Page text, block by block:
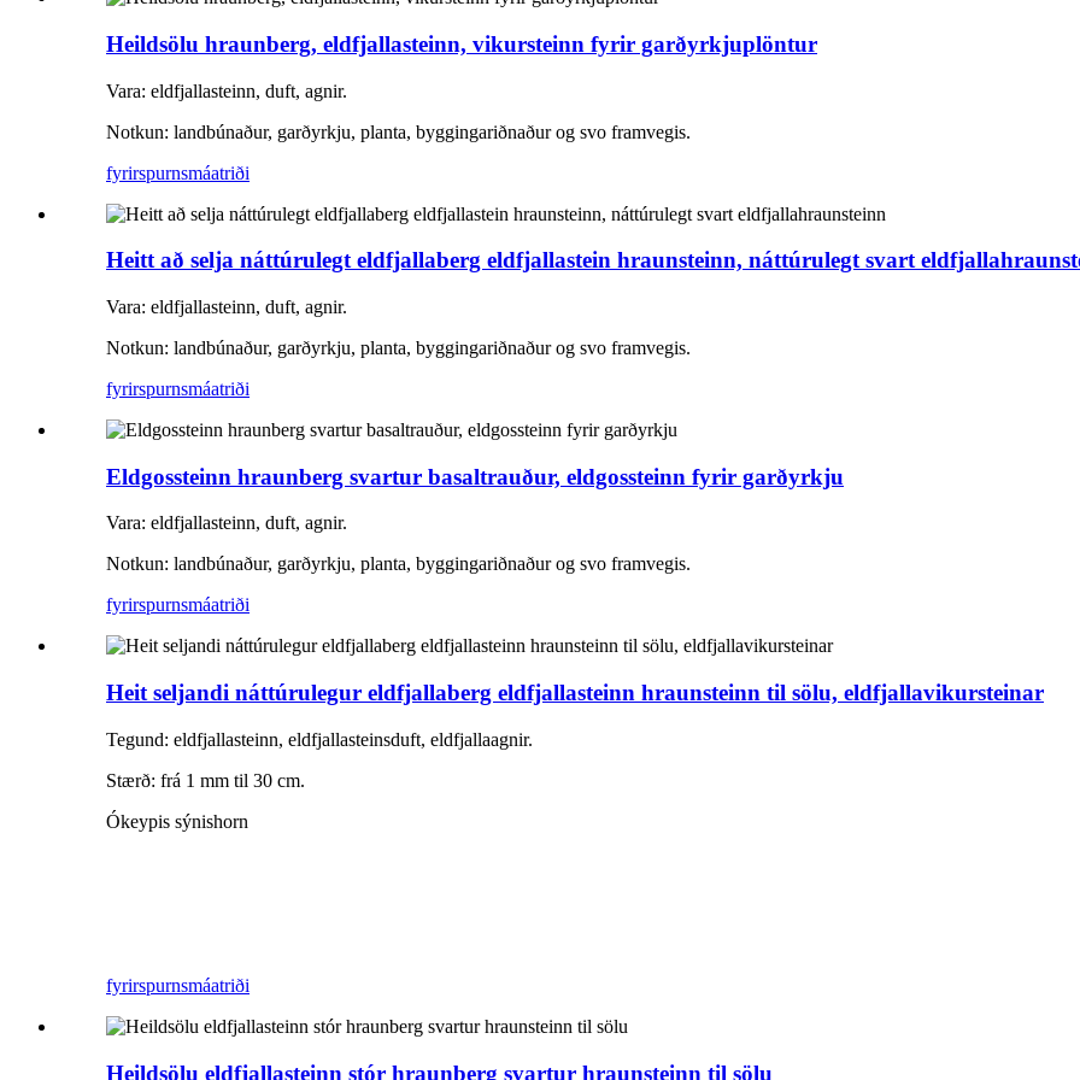
Heildsölu hraunberg, eldfjallasteinn, vikursteinn fyrir garðyrkjuplöntur
Vara: eldfjallasteinn, duft, agnir.
Notkun: landbúnaður, garðyrkju, planta, byggingariðnaður og svo framvegis.
fyrirspurnsmáatriði
Heitt að selja náttúrulegt eldfjallaberg eldfjallastein hraunsteinn, náttúrulegt svart
Vara: eldfjallasteinn, duft, agnir.
Notkun: landbúnaður, garðyrkju, planta, byggingariðnaður og svo framvegis.
fyrirspurnsmáatriði
Eldgossteinn hraunberg svartur basaltrauður, eldgossteinn fyrir garðyrkju
Vara: eldfjallasteinn, duft, agnir.
Notkun: landbúnaður, garðyrkju, planta, byggingariðnaður og svo framvegis.
fyrirspurnsmáatriði
Heit seljandi náttúrulegur eldfjallaberg eldfjallasteinn hraunsteinn til sölu, eldfjallavikursteinar
Tegund: eldfjallasteinn, eldfjallasteinsduft, eldfjallaagnir.
Stærð: frá 1 mm til 30 cm.
Ókeypis sýnishorn
fyrirspurnsmáatriði
Heildsölu eldfjallasteinn stór hraunberg svartur hraunsteinn til sölu